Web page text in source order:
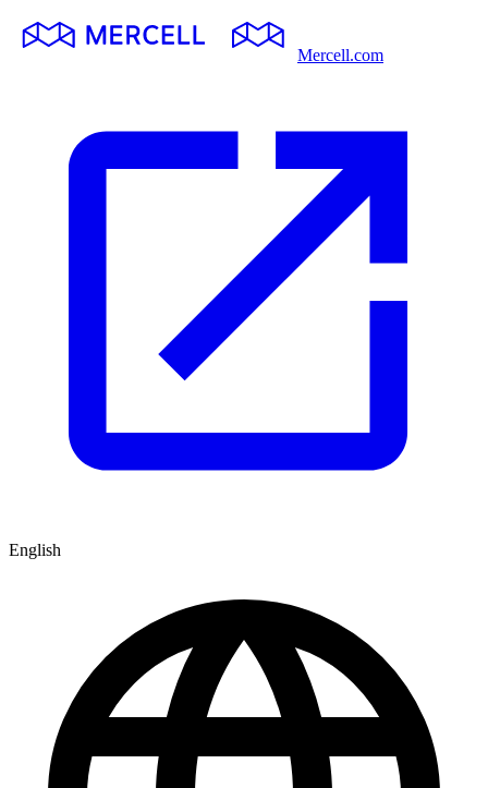
Mercell.com
English